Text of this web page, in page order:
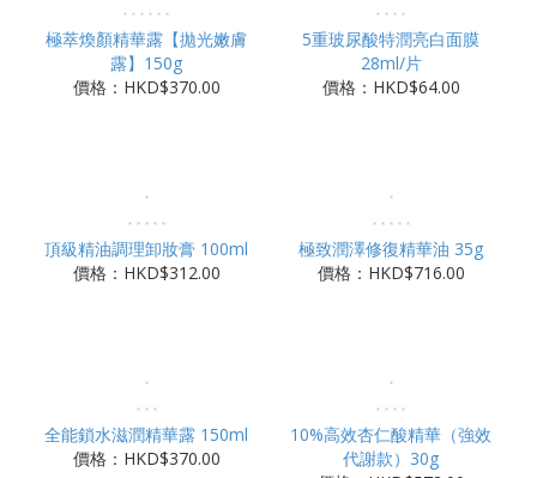
極萃煥顏精華露【拋光嫩膚
露】150g
價格：HKD$370.00
5重玻尿酸特潤亮白面膜
28ml/片
價格：HKD$64.00
頂級精油調理卸妝膏 100ml
價格：HKD$312.00
極致潤澤修復精華油 35g
價格：HKD$716.00
全能鎖水滋潤精華露 150ml
價格：HKD$370.00
10%高效杏仁酸精華（強效
代謝款）30g